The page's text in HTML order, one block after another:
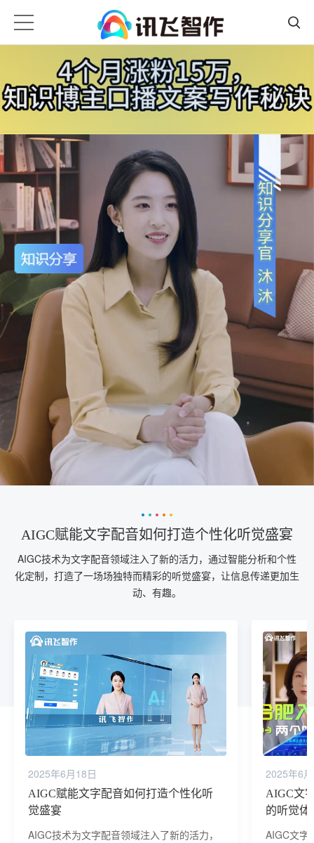
AIGC赋能文字配音如何打造个性化听觉盛宴
AIGC技术为文字配音领域注入了新的活力，通过智能分析和个性
化定制，打造了一场场独特而精彩的听觉盛宴，让信息传递更加生
动、有趣。
2025年6月18日
AIGC赋能文字配音如何打造个性化听
觉盛宴
AIGC技术为文字配音领域注入了新的活力，
2025年6
AIGC文
的听觉体
AIGC文字